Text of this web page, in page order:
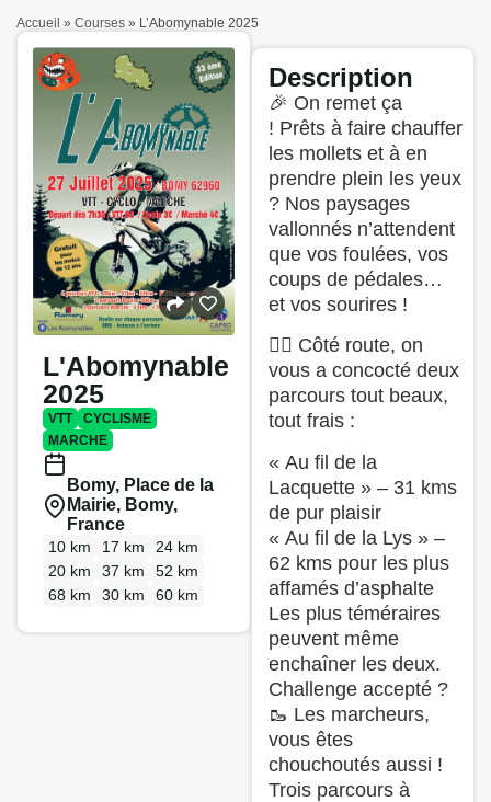
Accueil » Courses » L’Abomynable 2025
L'Abomynable
2025
VTT
CYCLISME
MARCHE
Bomy, Place de la
Mairie, Bomy,
France
10 km 17 km
24 km
20 km
37 km
52 km
68 km
30 km 60 km
Description
🎉 On remet ça
! Prêts à faire chauffer
les mollets et à en
prendre plein les yeux
? Nos paysages
vallonnés n’attendent
que vos foulées, vos
coups de pédales…
et vos sourires !
🚴‍♂️ Côté route, on
vous a concocté deux
parcours tout beaux,
tout frais :
« Au fil de la
Lacquette » – 31 kms
de pur plaisir
« Au fil de la Lys » –
62 kms pour les plus
affamés d’asphalte
Les plus téméraires
peuvent même
enchaîner les deux.
Challenge accepté ?
🥾 Les marcheurs,
vous êtes
chouchoutés aussi !
Trois parcours à